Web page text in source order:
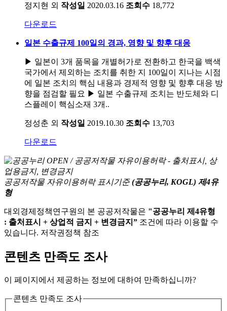
정지현 외 작성일 2020.03.16 조회수 18,772
다운로드
일본 수출규제 100일의 경과, 영향 및 향후 대응
▶ 일본이 3개 품목을 개별허가로 전환하고 한국을 백색
국가에서 제외하는 조치를 취한 지 100일이 지나는 시점
에 일본 조치의 핵심 내용과 경제적 영향 및 향후 대응 방
향을 점검할 필요 ▶ 일본 수출규제 조치는 반도체와 디
스플레이 핵심소재 3개..
정성춘 외 작성일 2019.10.30 조회수 13,703
다운로드
공공저작물 자유이용허락 표시기준 (공공누리, KOGL) 제4유
형
대외경제정책연구원의 본 공공저작물은 "공공누리 제4유형
: 출처표시 + 상업적 금지 + 변경금지” 조건에 따라 이용할 수
있습니다. 저작권정책 참조
콘텐츠 만족도 조사
이 페이지에서 제공하는 정보에 대하여 만족하십니까?
콘텐츠 만족도 조사